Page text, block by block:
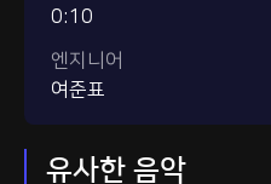
0:10
엔지니어
여준표
유사한 음악